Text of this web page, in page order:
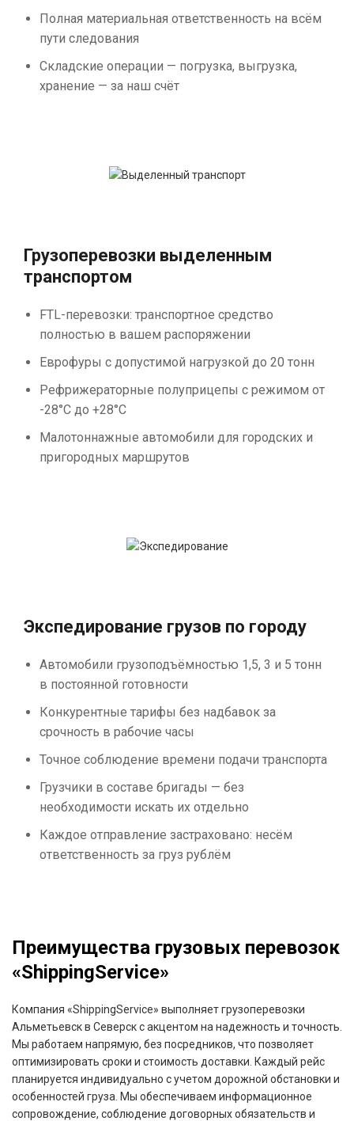
Полная материальная ответственность на всём
пути следования
Складские операции — погрузка, выгрузка,
хранение — за наш счёт
Грузоперевозки выделенным
транспортом
FTL-перевозки: транспортное средство
полностью в вашем распоряжении
Еврофуры с допустимой нагрузкой до 20 тонн
Рефрижераторные полуприцепы с режимом от
-28°С до +28°С
Малотоннажные автомобили для городских и
пригородных маршрутов
Экспедирование грузов по городу
Автомобили грузоподъёмностью 1,5, 3 и 5 тонн
в постоянной готовности
Конкурентные тарифы без надбавок за
срочность в рабочие часы
Точное соблюдение времени подачи транспорта
Грузчики в составе бригады — без
необходимости искать их отдельно
Каждое отправление застраховано: несём
ответственность за груз рублём
Преимущества грузовых перевозок
«ShippingService»
Компания «ShippingService» выполняет грузоперевозки
Альметьевск в Северск с акцентом на надежность и точность.
Мы работаем напрямую, без посредников, что позволяет
оптимизировать сроки и стоимость доставки. Каждый рейс
планируется индивидуально с учетом дорожной обстановки и
особенностей груза. Мы обеспечиваем информационное
сопровождение, соблюдение договорных обязательств и